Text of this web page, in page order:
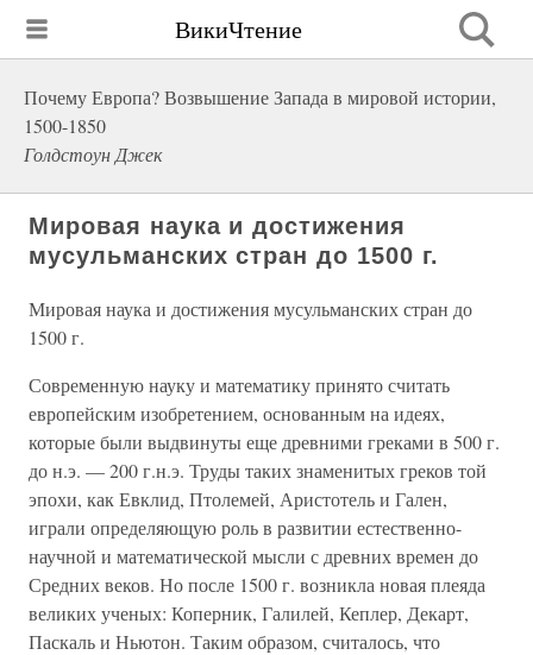
ВикиЧтение
Почему Европа? Возвышение Запада в мировой истории,
1500-1850
Голдстоун Джек
Мировая наука и достижения
мусульманских стран до 1500 г.
Мировая наука и достижения мусульманских стран до
1500 г.
Современную науку и математику принято считать
европейским изобретением, основанным на идеях,
которые были выдвинуты еще древними греками в 500 г.
до н.э. — 200 г.н.э. Труды таких знаменитых греков той
эпохи, как Евклид, Птолемей, Аристотель и Гален,
играли определяющую роль в развитии естественно-
научной и математической мысли с древних времен до
Средних веков. Но после 1500 г. возникла новая плеяда
великих ученых: Коперник, Галилей, Кеплер, Декарт,
Паскаль и Ньютон. Таким образом, считалось, что